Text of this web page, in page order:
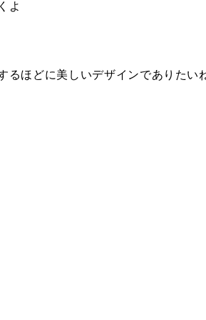
よ
るほどに美しいデザインでありたい